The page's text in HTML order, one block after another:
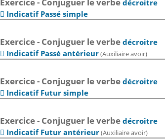
Exercice - Conjuguer le verbedécroitre
 Indicatif Passé simple
Exercice - Conjuguer le verbedécroitre
 Indicatif Passé antérieur(Auxiliaire avoir)
Exercice - Conjuguer le verbedécroitre
 Indicatif Futur simple
Exercice - Conjuguer le verbedécroitre
 Indicatif Futur antérieur(Auxiliaire avoir)